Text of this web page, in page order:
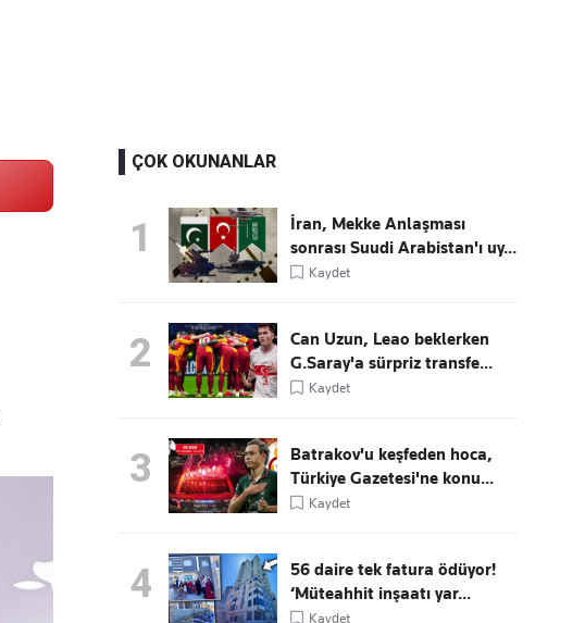
ÇOK OKUNANLAR
1
İran, Mekke Anlaşması
sonrası Suudi Arabistan'ı uy...
Kaydet
2
Can Uzun, Leao beklerken
G.Saray'a sürpriz transfe...
Kaydet
3
Batrakov'u keşfeden hoca,
Türkiye Gazetesi'ne konu...
Kaydet
4
56 daire tek fatura ödüyor!
‘Müteahhit inşaatı yar...
Kaydet